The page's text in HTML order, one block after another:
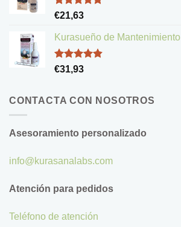
Valorado
de 5
€21,63
Kurasueño de Mantenimiento
Valorado
€31,93
CONTACTA CON NOSOTROS
Asesoramiento personalizado
info@kurasanalabs.com
Atención para pedidos
Teléfono de atención